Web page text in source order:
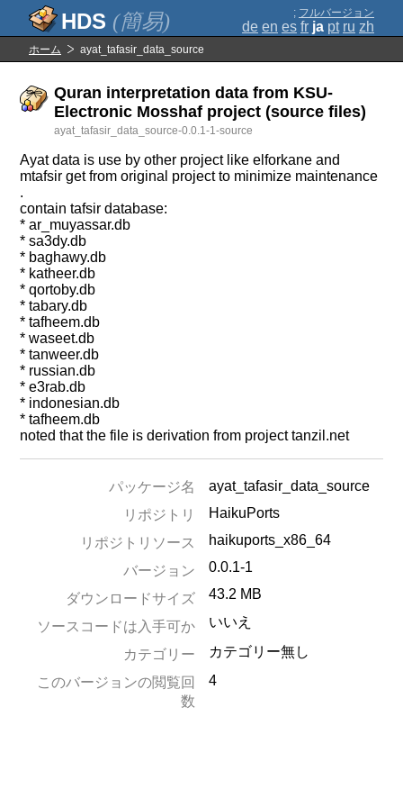
(簡易) ; フルバージョン
de en es fr ja pt ru zh
ホーム ayat_tafasir_data_source
Quran interpretation data from KSU-
Electronic Mosshaf project (source files)
ayat_tafasir_data_source-0.0.1-1-source
Ayat data is use by other project like elforkane and
mtafsir get from original project to minimize maintenance
.
contain tafsir database:
* ar_muyassar.db
* sa3dy.db
* baghawy.db
* katheer.db
* qortoby.db
* tabary.db
* tafheem.db
* waseet.db
* tanweer.db
* russian.db
* e3rab.db
* indonesian.db
* tafheem.db
noted that the file is derivation from project tanzil.net
パッケージ名
ayat_tafasir_data_source
リポジトリ
HaikuPorts
リポジトリソース
haikuports_x86_64
バージョン
0.0.1-1
ダウンロードサイズ 43.2 MB
ソースコードは入手可か いいえ
カテゴリー
カテゴリー無し
このバージョンの閲覧回
数
4